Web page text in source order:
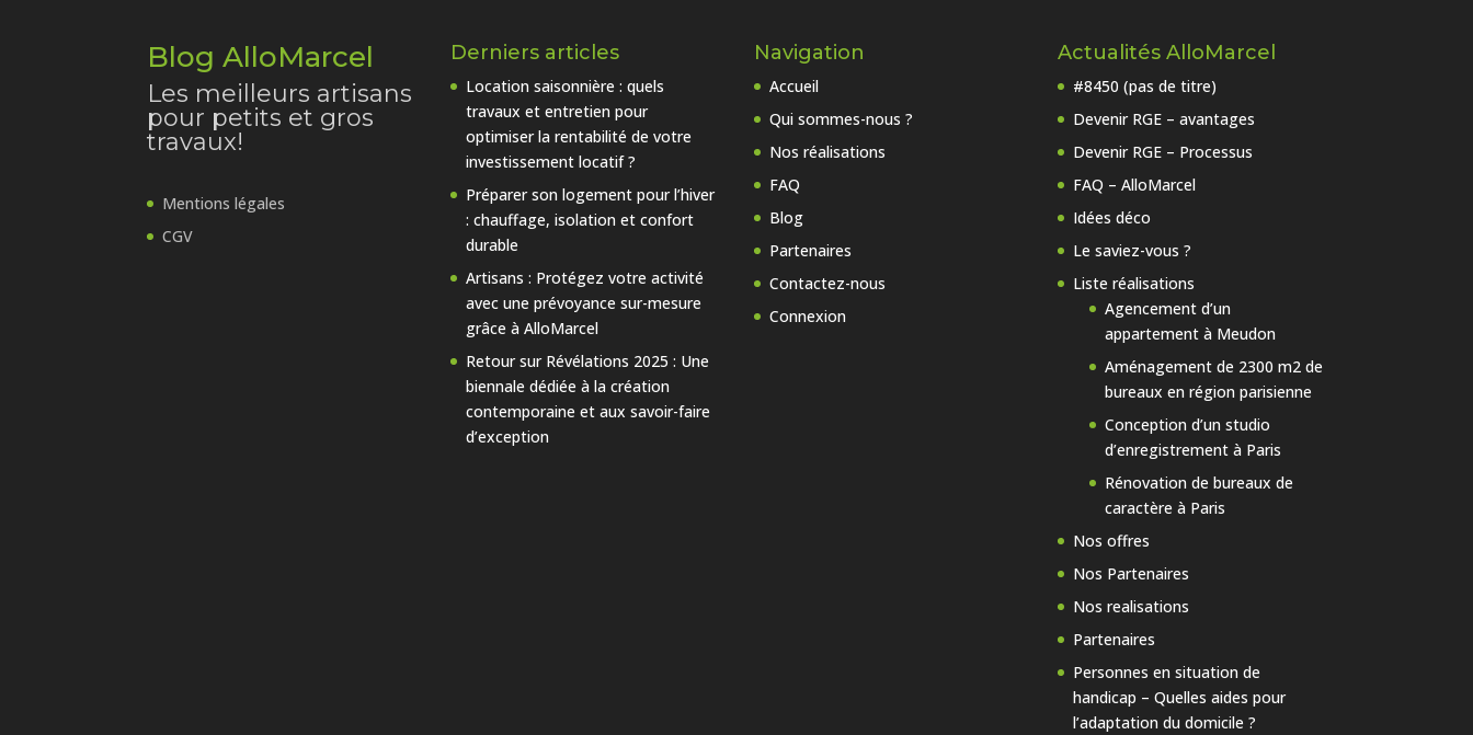
Blog AlloMarcel
Les meilleurs artisans
pour petits et gros
travaux!
Mentions légales
CGV
Derniers articles
Location saisonnière : quels
travaux et entretien pour
optimiser la rentabilité de votre
investissement locatif ?
Préparer son logement pour l’hiver
: chauffage, isolation et confort
durable
Artisans : Protégez votre activité
avec une prévoyance sur-mesure
grâce à AlloMarcel
Retour sur Révélations 2025 : Une
biennale dédiée à la création
contemporaine et aux savoir-faire
d’exception
Navigation
Accueil
Qui sommes-nous ?
Nos réalisations
FAQ
Blog
Partenaires
Contactez-nous
Connexion
Actualités AlloMarcel
#8450 (pas de titre)
Devenir RGE – avantages
Devenir RGE – Processus
FAQ – AlloMarcel
Idées déco
Le saviez-vous ?
Liste réalisations
Agencement d’un
appartement à Meudon
Aménagement de 2300 m2 de
bureaux en région parisienne
Conception d’un studio
d’enregistrement à Paris
Rénovation de bureaux de
caractère à Paris
Nos offres
Nos Partenaires
Nos realisations
Partenaires
Personnes en situation de
handicap – Quelles aides pour
l’adaptation du domicile ?